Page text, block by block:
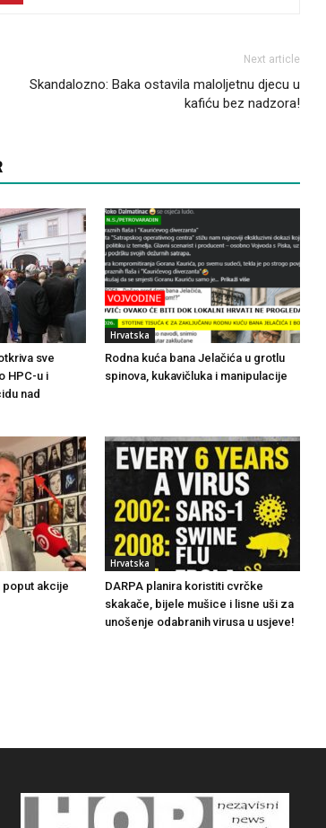
Next article
Skandalozno: Baka ostavila maloljetnu djecu u
kafiću bez nadzora!
sve
HPC-u i
nad
Hrvatska
Rodna kuća bana Jelačića u grotlu
spinova, kukavičluka i manipulacije
poput akcije
Hrvatska
DARPA planira koristiti cvrčke
skakače, bijele mušice i lisne uši za
unošenje odabranih virusa u usjeve!